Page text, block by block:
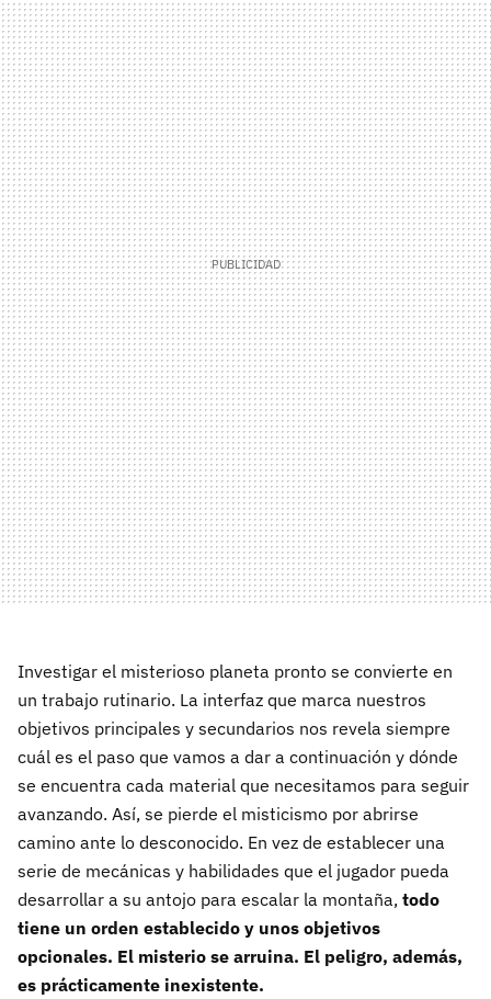
Investigar el misterioso planeta pronto se convierte en
un trabajo rutinario. La interfaz que marca nuestros
objetivos principales y secundarios nos revela siempre
cuál es el paso que vamos a dar a continuación y dónde
se encuentra cada material que necesitamos para seguir
avanzando. Así, se pierde el misticismo por abrirse
camino ante lo desconocido. En vez de establecer una
serie de mecánicas y habilidades que el jugador pueda
desarrollar a su antojo para escalar la montaña, todo
tiene un orden establecido y unos objetivos
opcionales. El misterio se arruina. El peligro, además,
es prácticamente inexistente.